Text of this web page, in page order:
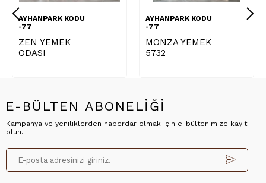
AYHANPARK KODU
-77
ZEN YEMEK
ODASI
AYHANPARK KODU
-77
MONZA YEMEK
5732
E-BÜLTEN ABONELİĞİ
Kampanya ve yeniliklerden haberdar olmak için e-bültenimize kayıt
olun.